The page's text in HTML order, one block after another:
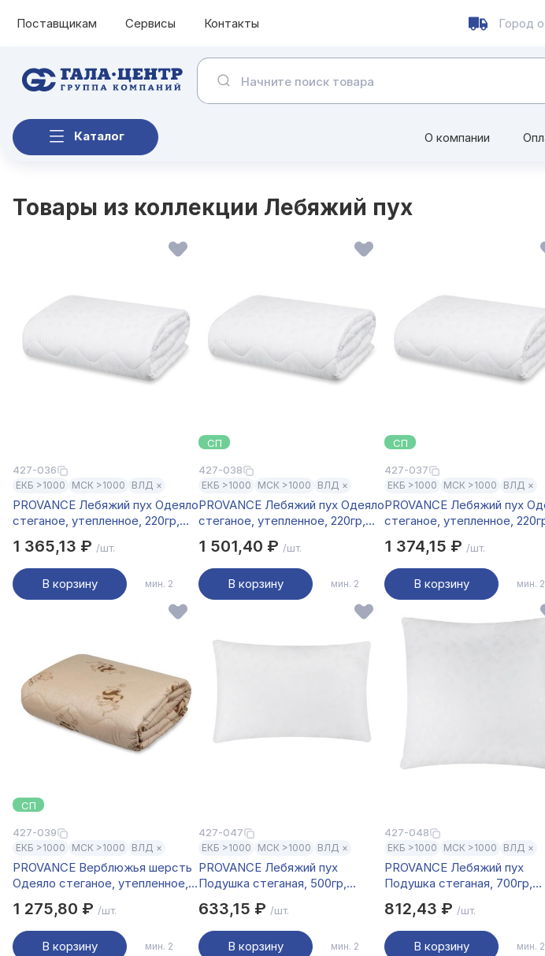
Поставщикам Сервисы Контакты Город
Каталог О компании
Товары из коллекции Лебяжий пух
427-036
ЕКБ >1000 МСК >1000 ВЛД ×
PROVANCE Лебяжий пух Одеяло
стеганое, утепленное, 220гр,
1 365,13 ₽ /шт.
В корзину мин. 2
СП
427-038
ЕКБ >1000 МСК >1000 ВЛД ×
PROVANCE Лебяжий пух Одеяло
стеганое, утепленное, 220гр,
1 501,40 ₽ /шт.
В корзину мин. 2
СП
427-037
ЕКБ >1000 МСК >1000 ВЛД ×
PROVANCE Лебяжий пух
стеганое, утепленное,
1 374,15 ₽ /шт.
В корзину мин. 2
СП
427-039
ЕКБ >1000 МСК >1000 ВЛД ×
PROVANCE Верблюжья шерсть
Одеяло стеганое, утепленное,
1 275,80 ₽ /шт.
В корзину мин. 2
427-047
ЕКБ >1000 МСК >1000 ВЛД ×
PROVANCE Лебяжий пух
Подушка стеганая, 500гр,
633,15 ₽ /шт.
В корзину мин. 2
427-048
ЕКБ >1000 МСК >1000 ВЛД ×
PROVANCE Лебяжий пух
Подушка стеганая, 700гр,
812,43 ₽ /шт.
В корзину мин. 2